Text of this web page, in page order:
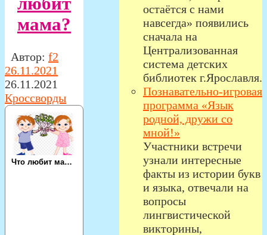
мама?
Автор: f2
26.11.2021
26.11.2021
Кроссворды
остаётся с нами
навсегда» появились
сначала на
Централизованная
система детских
библиотек г.Ярославля.
Познавательно-игровая
программа «Язык
родной, дружи со
мной!»
Участники встречи
узнали интересные
факты из истории букв
и языка, отвечали на
вопросы
лингвистической
викторины,